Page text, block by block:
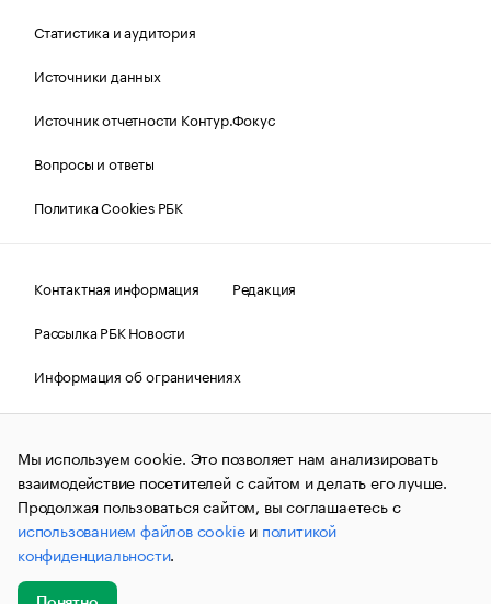
Статистика и аудитория
Источники данных
Источник отчетности Контур.Фокус
Вопросы и ответы
Политика Cookies РБК
Контактная информация
Редакция
Рассылка РБК Новости
Информация об ограничениях
Правовая информация
О соблюдении авторских прав
© АО «РОСБИЗНЕСКОНСАЛТИНГ»,1995–2026.Сообщения
и материалы информационного агентства «РБК»
(зарегистрировано Федеральной службой по надзору в сфере
связи, информационных технологий и массовых
коммуникаций (Роскомнадзор) 09.12.2015 за номером ИА
№ФС77-63848) сопровождаются пометкой «РБК». Отдельные
публикации могут содержать информацию,
не предназначенную для пользователей
Мы используем cookie. Это позволяет нам анализировать
взаимодействие посетителей с сайтом и делать его лучше.
Продолжая пользоваться сайтом, вы соглашаетесь с
использованием файлов cookieи политикой
конфиденциальности.